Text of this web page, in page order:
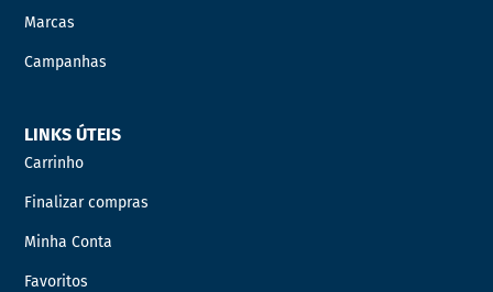
Marcas
Campanhas
LINKS ÚTEIS
Carrinho
Finalizar compras
Minha Conta
Favoritos